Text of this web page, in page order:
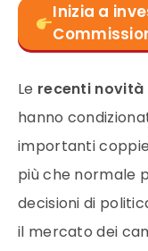
Inizia a
Le recenti
hanno
importanti
più che normale
decisioni di
il mercato dei